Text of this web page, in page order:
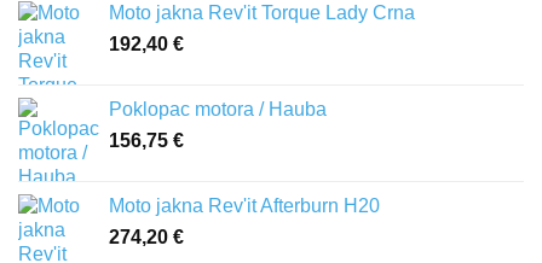
321,60 €
Moto jakna Rev'it Torque Lady Crna
192,40 €
Poklopac motora / Hauba
156,75 €
Moto jakna Rev'it Afterburn H20
274,20 €